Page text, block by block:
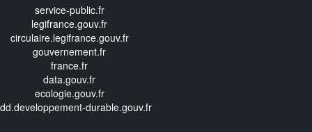
service-public.fr
legifrance.gouv.fr
circulaire.legifrance.gouv.fr
gouvernement.fr
france.fr
data.gouv.fr
ecologie.gouv.fr
durable.gouv.fr